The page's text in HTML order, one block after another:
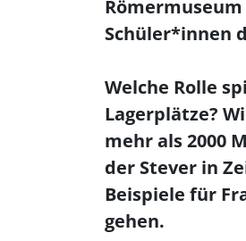
Schüler*innen
Welche Rolle
Lagerplätze?
mehr als 2000
der Stever in
Beispiele für
gehen.